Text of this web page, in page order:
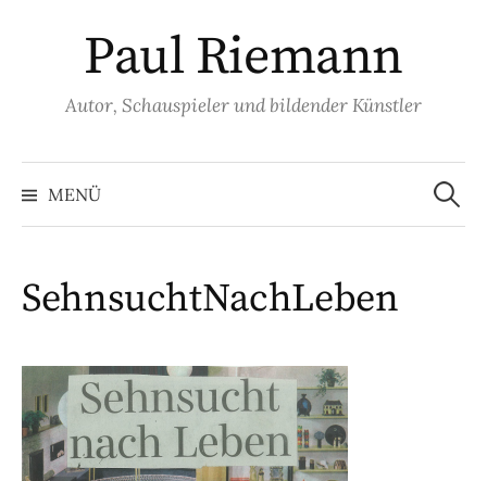
Paul Riemann
Autor, Schauspieler und bildender Künstler
MENÜ
Suchen
nach:
SehnsuchtNachLeben